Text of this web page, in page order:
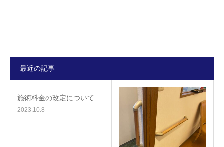
最近の記事
施術料金の改定について
2023.10.8